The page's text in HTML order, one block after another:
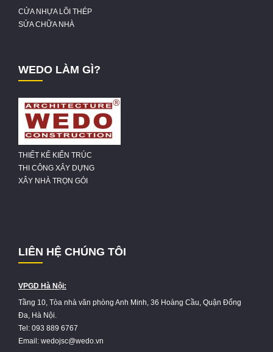
CỬA NHỰA LÕI THÉP
SỬA CHỮA NHÀ
WEDO LÀM GÌ?
THIẾT KẾ KIẾN TRÚC
THI CÔNG XÂY DỰNG
XÂY NHÀ TRỌN GÓI
LIÊN HỆ CHÚNG TÔI
VPGD Hà Nội:
Tầng 10, Tòa nhà văn phòng Anh Minh, 36 Hoàng Cầu, Quận Đống
Đa, Hà Nội.
Tel: 093 889 6767
Email: wedojsc@wedo.vn